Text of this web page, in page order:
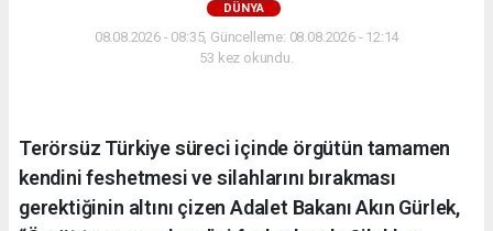
DÜNYA
08.08.2026 - 08:35, Güncelleme: 08.08.2026 - 12:14
53 kez okundu.
Terörsüz Türkiye süreci içinde örgütün tamamen
kendini feshetmesi ve silahlarını bırakması
gerektiğinin altını çizen Adalet Bakanı Akın Gürlek,